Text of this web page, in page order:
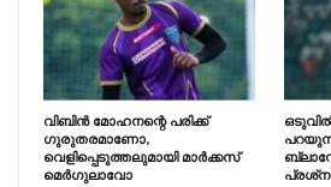
വിബിൻ മോഹനന്റെ പരിക്ക്
ഗുരുതരമാണോ,
വെളിപ്പെടുത്തലുമായി മാർക്കസ്
മെർഗുലാവോ